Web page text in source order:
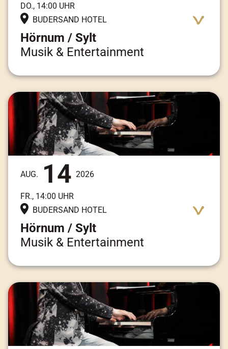
DO., 14:00 UHR
BUDERSAND HOTEL
Hörnum / Sylt
Musik & Entertainment
AUG. 14 2026
FR., 14:00 UHR
BUDERSAND HOTEL
Hörnum / Sylt
Musik & Entertainment